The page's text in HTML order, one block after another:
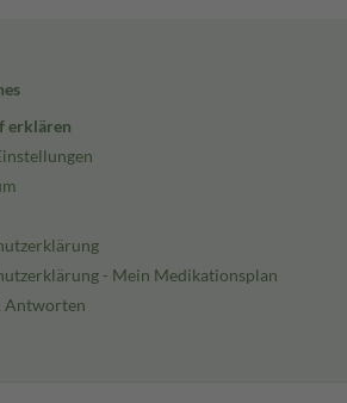
erklären
- Mein Medikationsplan
Antworten